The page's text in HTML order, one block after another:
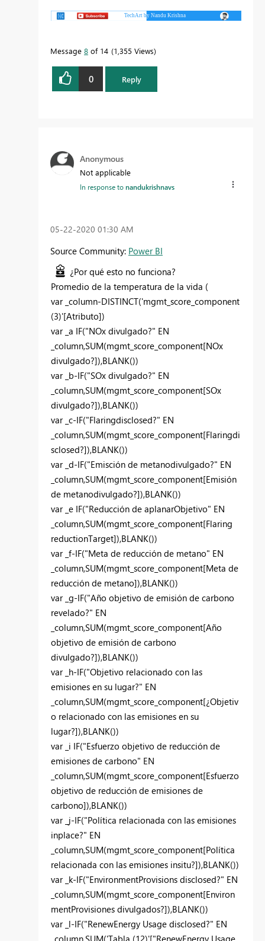
Message 8 of 14 1,355 Views
0 Reply
Anonymous
Not applicable
In response tonandukrishnavs
‎05-22-2020 01:30 AM
Source Community: Power BI
¿Por qué esto no funciona?
Promedio de la temperatura de la vida (
var _column-DISTINCT('mgmt_score_component
(3)'[Atributo])
var _a IF("NOx divulgado?" EN
_column,SUM(mgmt_score_component[NOx
divulgado?]),BLANK())
var _b-IF("SOx divulgado?" EN
_column,SUM(mgmt_score_component[SOx
divulgado?]),BLANK())
var _c-IF("Flaringdisclosed?" EN
_column,SUM(mgmt_score_component[Flaringdi
sclosed?]),BLANK())
var _d-IF("Emisción de metanodivulgado?" EN
_column,SUM(mgmt_score_component[Emisión
de metanodivulgado?]),BLANK())
var _e IF("Reducción de aplanarObjetivo" EN
_column,SUM(mgmt_score_component[Flaring
reductionTarget]),BLANK())
var _f-IF("Meta de reducción de metano" EN
_column,SUM(mgmt_score_component[Meta de
reducción de metano]),BLANK())
var _g-IF("Año objetivo de emisión de carbono
revelado?" EN
_column,SUM(mgmt_score_component[Año
objetivo de emisión de carbono
divulgado?]),BLANK())
var _h-IF("Objetivo relacionado con las
emisiones en su lugar?" EN
_column,SUM(mgmt_score_component[¿Objetiv
o relacionado con las emisiones en su
lugar?]),BLANK())
var _i IF("Esfuerzo objetivo de reducción de
emisiones de carbono" EN
_column,SUM(mgmt_score_component[Esfuerzo
objetivo de reducción de emisiones de
carbono]),BLANK())
var _j-IF("Política relacionada con las emisiones
inplace?" EN
_column,SUM(mgmt_score_component[Política
relacionada con las emisiones insitu?]),BLANK())
var _k-IF("EnvironmentProvisions disclosed?" EN
_column,SUM(mgmt_score_component[Environ
mentProvisiones divulgados?]),BLANK())
var _l-IF("RenewEnergy Usage disclosed?" EN
_column,SUM('Tabla (12)'["RenewEnergy Usage